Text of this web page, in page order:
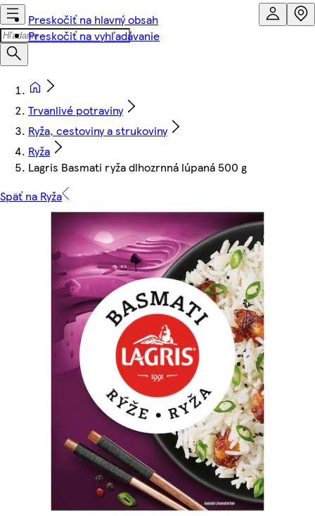
Preskočiť na hlavný obsah
Preskočiť na vyhľadávanie
Trvanlivé potraviny
Ryža, cestoviny a strukoviny
Ryža
Lagris Basmati ryža dlhozrnná lúpaná 500 g
Späť na Ryža